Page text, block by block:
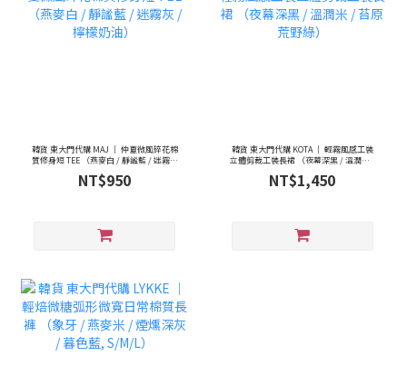
韓貨 東大門代購 MAJ ｜ 仲夏微風碎花棉
質修身短 TEE （燕麥白 / 靜謐藍 / 迷霧灰
/ 檸檬奶油）
NT$950
韓貨 東大門代購 KOTA ｜ 輕霧風感工裝
立體剪裁工裝長裙 （夜幕深黑 / 溫潤米 /
苔原荒野綠）
NT$1,450